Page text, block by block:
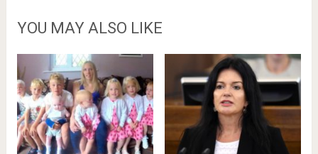
YOU MAY ALSO LIKE